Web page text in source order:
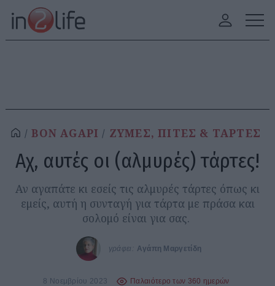
BON AGAPI ΖΥΜΕΣ, ΠΙΤΕΣ & ΤΑΡΤΕΣ
Αχ, αυτές οι (αλμυρές) τάρτες!
Αν αγαπάτε κι εσείς τις αλμυρές τάρτες όπως κι
εμείς, αυτή η συνταγή για τάρτα με πράσα και
σολομό είναι για σας.
γράφει: Αγάπη Μαργετίδη
8 Νοεμβρίου 2023 Παλαιότερο των 360 ημερών